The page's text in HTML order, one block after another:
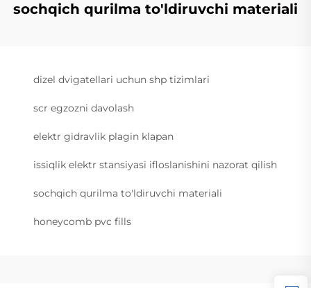
sochqich qurilma to'ldiruvchi materiali
dizel dvigatellari uchun shp tizimlari
scr egzozni davolash
elektr gidravlik plagin klapan
issiqlik elektr stansiyasi ifloslanishini nazorat qilish
sochqich qurilma to'ldiruvchi materiali
honeycomb pvc fills